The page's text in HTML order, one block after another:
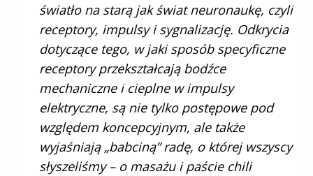
światło na starą jak świat neuronaukę, czyli
receptory, impulsy i sygnalizację. Odkrycia
dotyczące tego, w jaki sposób specyficzne
receptory przekształcają bodźce
mechaniczne i cieplne w impulsy
elektryczne, są nie tylko postępowe pod
względem koncepcyjnym, ale także
wyjaśniają „babciną” radę, o której wszyscy
słyszeliśmy – o masażu i paście chili